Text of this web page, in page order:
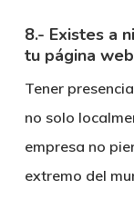
8.- Existes a
tu página web
Tener
no solo
empresa no
extremo del